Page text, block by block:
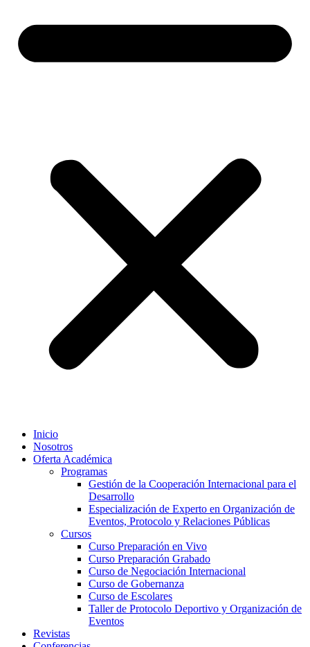
Inicio
Nosotros
Oferta Académica
Programas
Gestión de la Cooperación Internacional para el
Desarrollo
Especialización de Experto en Organización de
Eventos, Protocolo y Relaciones Públicas
Cursos
Curso Preparación en Vivo
Curso Preparación Grabado
Curso de Negociación Internacional
Curso de Gobernanza
Curso de Escolares
Taller de Protocolo Deportivo y Organización de
Eventos
Revistas